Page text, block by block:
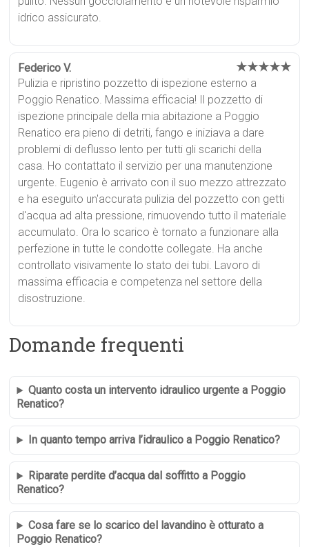
idrico assicurato.
Federico V. ★★★★★
Pulizia e ripristino pozzetto di ispezione esterno a
Poggio Renatico. Massima efficacia! Il pozzetto di
ispezione principale della mia abitazione a Poggio
Renatico era pieno di detriti, fango e iniziava a dare
problemi di deflusso lento per tutti gli scarichi della
casa. Ho contattato il servizio per una manutenzione
urgente. Eugenio è arrivato con il suo mezzo attrezzato
e ha eseguito un'accurata pulizia del pozzetto con getti
d'acqua ad alta pressione, rimuovendo tutto il materiale
accumulato. Ora lo scarico è tornato a funzionare alla
perfezione in tutte le condotte collegate. Ha anche
controllato visivamente lo stato dei tubi. Lavoro di
massima efficacia e competenza nel settore della
disostruzione.
Domande frequenti
Quanto costa un intervento idraulico urgente a Poggio
Renatico?
In quanto tempo arriva l’idraulico a Poggio Renatico?
Riparate perdite d’acqua dal soffitto a Poggio
Renatico?
Cosa fare se lo scarico del lavandino è otturato a
Poggio Renatico?